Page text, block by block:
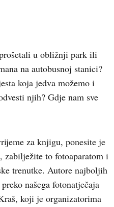
u obližnji park ili
na autobusnoj stanici?
koja jedva možemo i
njih? Gdje nam sve
za knjigu, ponesite je
zabilježite to fotoaparatom i
trenutke. Autore najboljih
našega fotonatječaja
koji je organizatorima